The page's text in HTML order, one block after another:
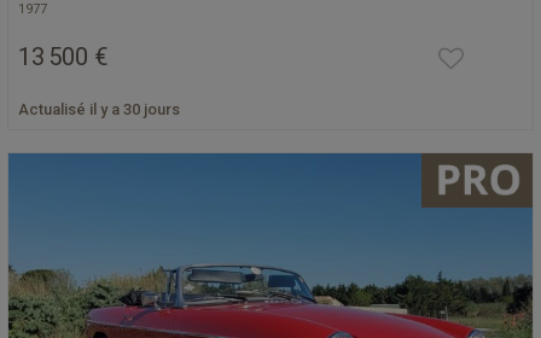
1977
13 500 €
Actualisé il y a 30 jours